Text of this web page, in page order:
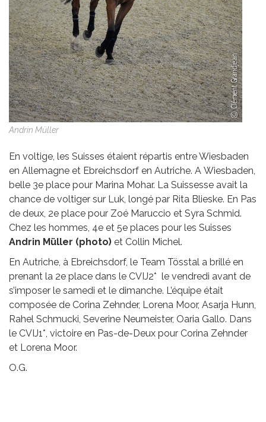
Andrin Müller
En voltige, les Suisses étaient répartis entre Wiesbaden
en Allemagne et Ebreichsdorf en Autriche. A Wiesbaden,
belle 3e place pour Marina Mohar. La Suissesse avait la
chance de voltiger sur Luk, longé par Rita Blieske. En Pas
de deux, 2e place pour Zoé Maruccio et Syra Schmid.
Chez les hommes, 4e et 5e places pour les Suisses
Andrin Müller (photo) et Collin Michel.
En Autriche, à Ebreichsdorf, le Team Tösstal a brillé en
prenant la 2e place dans le CVIJ2* le vendredi avant de
s’imposer le samedi et le dimanche. L’équipe était
composée de Corina Zehnder, Lorena Moor, Asarja Hunn,
Rahel Schmucki, Severine Neumeister, Oaria Gallo. Dans
le CVIJ1*, victoire en Pas-de-Deux pour Corina Zehnder
et Lorena Moor.
O.G.